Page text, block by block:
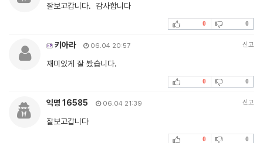
잘보고갑니다. 감사합니다
0 0
키아라 06.04 20:57 신고
재미있게 잘 봤습니다.
0 0
익명 16585 06.04 21:39 신고
잘보고갑니다
0 0